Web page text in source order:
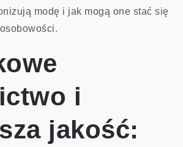
modę i jak mogą one stać się
i
jakość: